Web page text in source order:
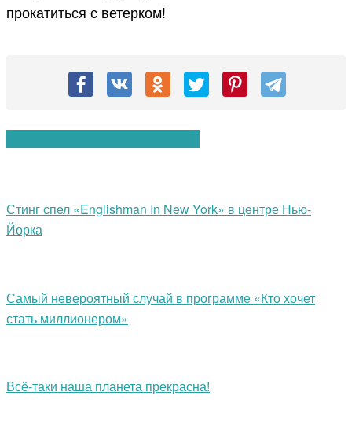
прокатиться с ветерком!
Стинг спел «Englishman In New York» в центре Нью-
Йорка
Самый невероятный случай в программе «Кто хочет
стать миллионером»
Всё-таки наша планета прекрасна!